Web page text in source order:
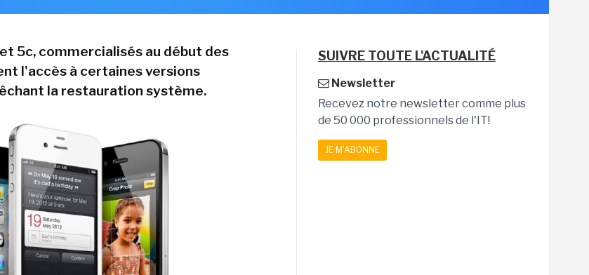
5c, commercialisés au début des
l'accès à certaines versions
la restauration système.
SUIVRE TOUTE L'ACTUALITÉ
Newsletter
Recevez notre newsletter comme plus
de 50 000 professionnels de l'IT!
JE M'ABONNE